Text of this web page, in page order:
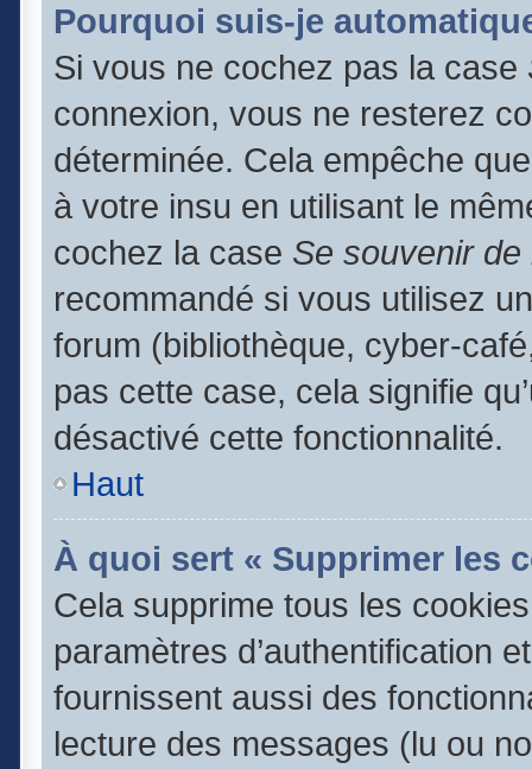
Pourquoi suis-je
Si vous ne cochez pas la case
connexion, vous ne resterez
déterminée. Cela empêche
à votre insu en utilisant le
cochez la case Se souvenir de
recommandé si vous utilisez
forum (bibliothèque, cyber-
pas cette case, cela signifie
désactivé cette fonctionnalité.
Haut
À quoi sert « Supprimer les
Cela supprime tous les
paramètres d’authentification
fournissent aussi des
lecture des messages (lu ou